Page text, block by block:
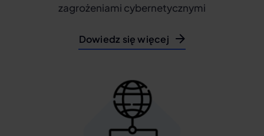
zagrożeniami cybernetycznymi
Dowiedz się więcej